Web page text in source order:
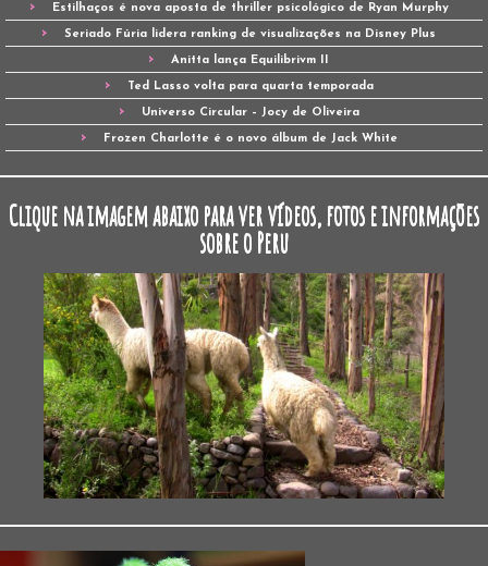
Estilhaços é nova aposta de thriller psicológico de Ryan Murphy
Seriado Fúria lidera ranking de visualizações na Disney Plus
Anitta lança Equilibrivm II
Ted Lasso volta para quarta temporada
Universo Circular – Jocy de Oliveira
Frozen Charlotte é o novo álbum de Jack White
Clique na imagem abaixo para ver vídeos, fotos e informações
sobre o Peru